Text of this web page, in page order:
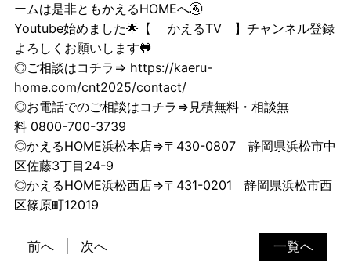
ームは是非ともかえるHOMEへ🚰
Youtube始めました🌟【
かえるTV
】チャンネル登録
よろしくお願いします🐸
◎ご相談はコチラ⇒ https://kaeru-
home.com/cnt2025/contact/
◎お電話でのご相談はコチラ⇒見積無料・相談無
料 0800-700-3739
◎かえるHOME浜松本店⇒〒430-0807 静岡県浜松市中
区佐藤3丁目24-9
◎かえるHOME浜松西店⇒〒431-0201 静岡県浜松市西
区篠原町12019
一覧へ
前へ 次へ